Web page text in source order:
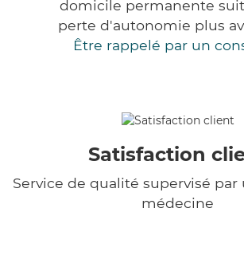
domicile permanente
perte d'autonomie plus
Être rappelé par un
Satisfaction
Service de qualité supervisé
médecine